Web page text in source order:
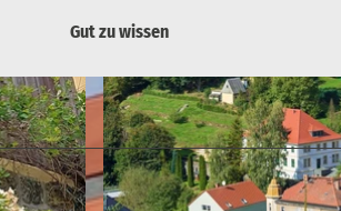
Gut zu wissen